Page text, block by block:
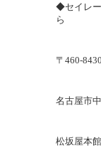
◆セイレー
ら
〒 460-
名古屋市
松坂屋本